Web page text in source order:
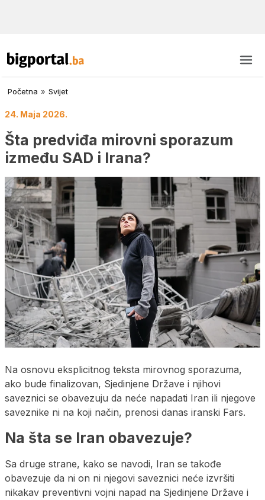
Početna » Svijet
24. Maja 2026.
Šta predviđa mirovni sporazum
između SAD i Irana?
Na osnovu eksplicitnog teksta mirovnog sporazuma,
ako bude finalizovan, Sjedinjene Države i njihovi
saveznici se obavezuju da neće napadati Iran ili njegove
saveznike ni na koji način, prenosi danas iranski Fars.
Na šta se Iran obavezuje?
Sa druge strane, kako se navodi, Iran se takođe
obavezuje da ni on ni njegovi saveznici neće izvršiti
nikakav preventivni vojni napad na Sjedinjene Države i